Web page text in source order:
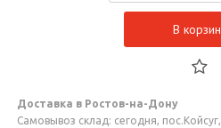
В
Доставка в Ростов-на-Дону
Самовывоз склад: сегодня,